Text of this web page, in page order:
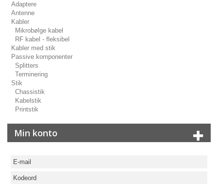
Adaptere
Antenne
Kabler
Mikrobølge kabel
RF kabel - fleksibel
Kabler med stik
Passive komponenter
Splitters
Terminering
Stik
Chassistik
Kabelstik
Printstik
Min konto